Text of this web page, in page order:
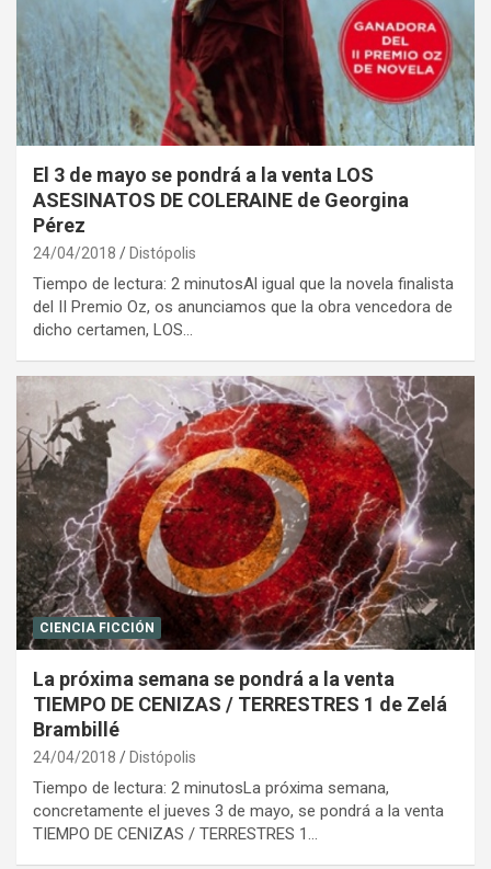
El 3 de mayo se pondrá a la venta LOS
ASESINATOS DE COLERAINE de Georgina
Pérez
24/04/2018 Distópolis
Tiempo de lectura: 2 minutosAl igual que la novela finalista
del II Premio Oz, os anunciamos que la obra vencedora de
dicho certamen, LOS…
CIENCIA FICCIÓN
La próxima semana se pondrá a la venta
TIEMPO DE CENIZAS / TERRESTRES 1 de Zelá
Brambillé
24/04/2018 Distópolis
Tiempo de lectura: 2 minutosLa próxima semana,
concretamente el jueves 3 de mayo, se pondrá a la venta
TIEMPO DE CENIZAS / TERRESTRES 1…